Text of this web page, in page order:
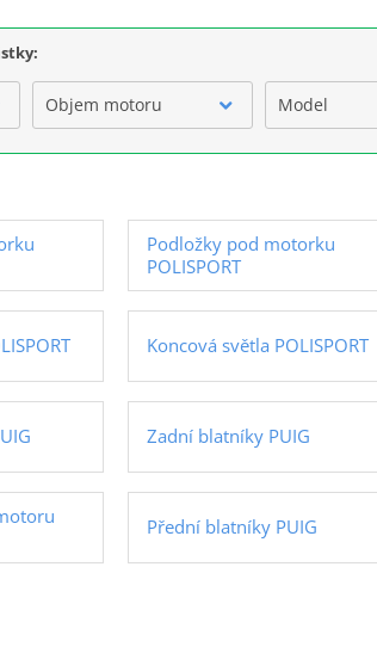
Objem motoru Model
Podložky pod motorku
POLISPORT
Koncová světla POLISPORT
Zadní blatníky PUIG
Přední blatníky PUIG